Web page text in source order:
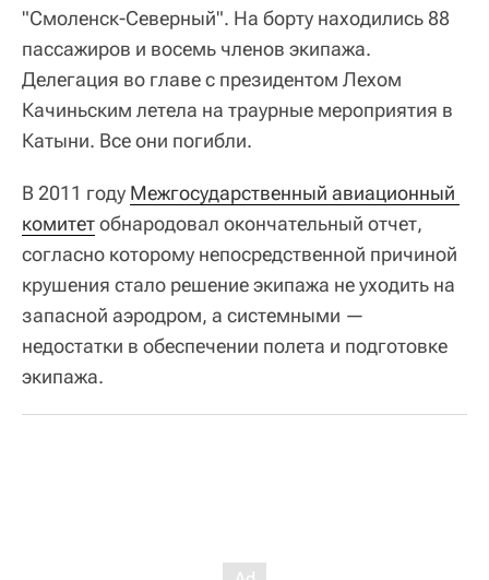
"Смоленск-Северный". На борту находились 88
пассажиров и восемь членов экипажа.
Делегация во главе с президентом Лехом
Качиньским летела на траурные мероприятия в
Катыни. Все они погибли.
В 2011 году Межгосударственный авиационный
комитетобнародовал окончательный отчет,
согласно которому непосредственной причиной
крушения стало решение экипажа не уходить на
запасной аэродром, а системными —
недостатки в обеспечении полета и подготовке
экипажа.